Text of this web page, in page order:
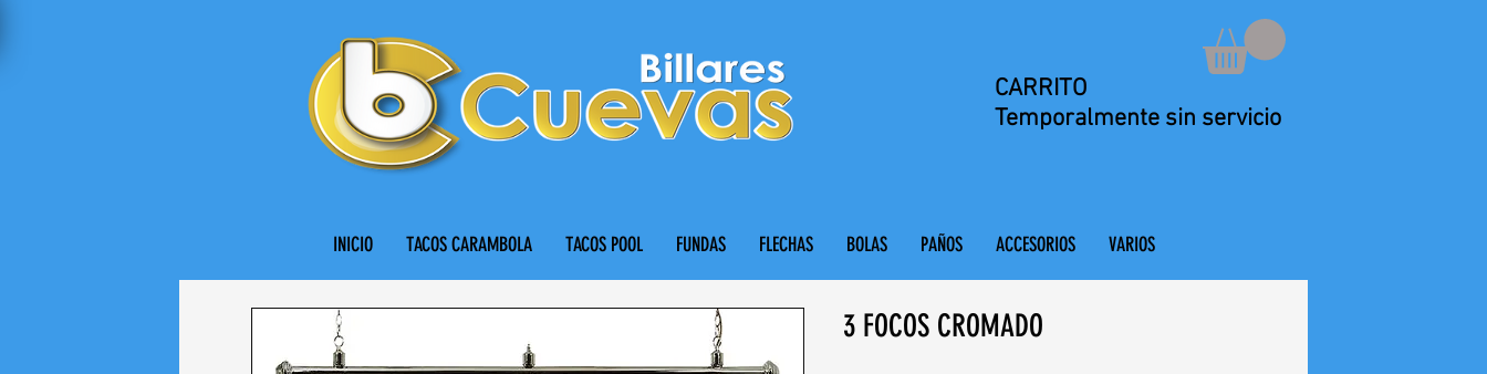
CARRITO
Temporalmente sin servicio
INICIO TACOS CARAMBOLA TACOS POOL FUNDAS FLECHAS BOLAS PAÑOS ACCESORIOS VARIOS
3 FOCOS CROMADO